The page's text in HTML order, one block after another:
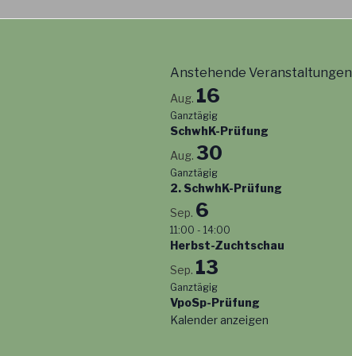
Anstehende Veranstaltungen
Aug. 16
Ganztägig
SchwhK-Prüfung
Aug. 30
Ganztägig
2. SchwhK-Prüfung
Sep. 6
11:00 - 14:00
Herbst-Zuchtschau
Sep. 13
Ganztägig
VpoSp-Prüfung
Kalender anzeigen